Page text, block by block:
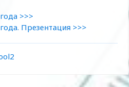
>>>
Презентация >>>